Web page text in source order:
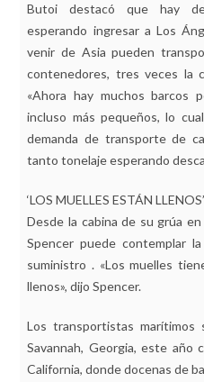
Butoi destacó que hay
esperando ingresar a Los
venir de Asia pueden
contenedores, tres veces la
«Ahora hay muchos barcos
incluso más pequeños, lo
demanda de transporte de
tanto tonelaje esperando
‘LOS MUELLES ESTÁN LLENOS’
Desde la cabina de su grúa
Spencer puede contemplar
suministro . «Los muelles
llenos», dijo Spencer.
Los transportistas
Savannah, Georgia, este año
California, donde docenas de